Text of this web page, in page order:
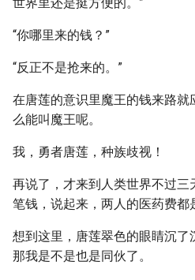
“你哪里来的钱？”
“反正不是抢来的。”
在唐莲的意识里魔王的钱来路
么能叫魔王呢。
我，勇者唐莲，种族歧视！
再说了，才来到人类世界不过
笔钱，说起来，两人的医药费都
想到这里，唐莲翠色的眼睛沉了
那我是不是也是同伙了。